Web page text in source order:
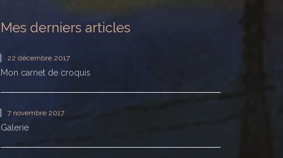
Mes derniers articles
22 décembre 2017
Mon carnet de croquis
7 novembre 2017
Galerie